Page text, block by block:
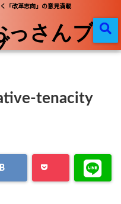
「改革志向」の意見満載
っさんブ
tenacity